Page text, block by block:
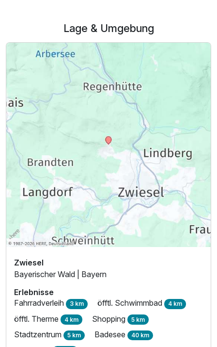
Lage & Umgebung
Zwiesel
Bayerischer Wald | Bayern
Erlebnisse
Fahrradverleih 3 km öfftl. Schwimmbad 4 km
öfftl. Therme 4 km Shopping 5 km
Stadtzentrum 5 km Badesee 40 km